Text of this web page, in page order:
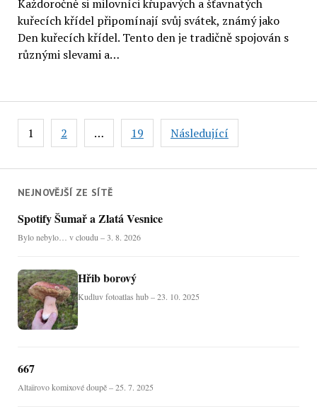
NEJNOVĚJŠÍ ZE SÍTĚ
Spotify Šumař a Zlatá Vesnice
Bylo nebylo… v cloudu – 3. 8. 2026
Hřib borový
Kudluv fotoatlas hub – 23. 10. 2025
667
Altaïrovo komixové doupě – 25. 7. 2025
Každoročně si milovníci křupavých a šťavnatých
kuřecích křídel připomínají svůj svátek, známý jako
Den kuřecích křídel. Tento den je tradičně spojován s
různými slevami a…
Stránkování
příspěvků
1 2 … 19 Následující